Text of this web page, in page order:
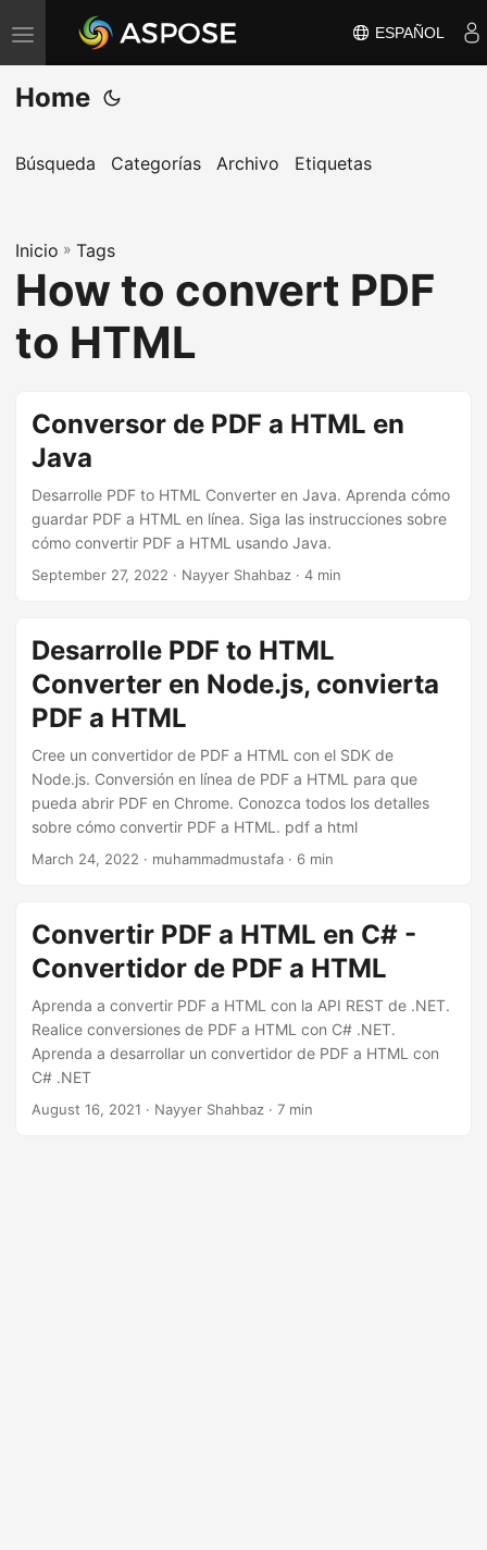
A
l
t
r
r
n
a
v
ó
ESPAÑOL
Home
Búsqueda Categorías Archivo Etiquetas
Inicio » Tags
How to convert PDF
to HTML
Conversor de PDF a HTML en
Java
Desarrolle PDF to HTML Converter en Java. Aprenda cómo
guardar PDF a HTML en línea. Siga las instrucciones sobre
cómo convertir PDF a HTML usando Java.
September 27, 2022 · Nayyer Shahbaz · 4 min
Desarrolle PDF to HTML
Converter en Node.js, convierta
PDF a HTML
Cree un convertidor de PDF a HTML con el SDK de
Node.js. Conversión en línea de PDF a HTML para que
pueda abrir PDF en Chrome. Conozca todos los detalles
sobre cómo convertir PDF a HTML. pdf a html
March 24, 2022 · muhammadmustafa · 6 min
Convertir PDF a HTML en C# -
Convertidor de PDF a HTML
Aprenda a convertir PDF a HTML con la API REST de .NET.
Realice conversiones de PDF a HTML con C# .NET.
Aprenda a desarrollar un convertidor de PDF a HTML con
C# .NET
August 16, 2021 · Nayyer Shahbaz · 7 min